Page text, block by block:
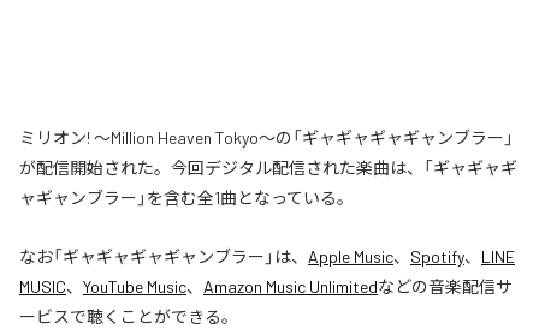
ミリオン! 〜Million Heaven Tokyo〜の「ギャギャギャギャンブラー」
が配信開始された。今回デジタル配信された楽曲は、「ギャギャギ
ャギャンブラー」を含む全1曲となっている。
なお「ギャギャギャギャンブラー 」は、 Apple Music、 Spotify、 LINE
MUSIC、 YouTube Music、 Amazon Music Unlimitedなどの音楽配信サ
ービスで聴くことができる。